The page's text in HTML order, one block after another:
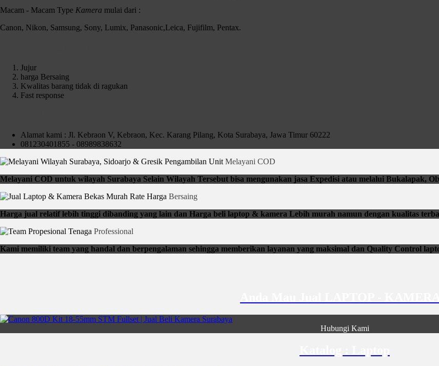
Macam - Macam Type Kamera mulai dari :
Canon, Nikon, Samsung, Sony, Lumix, Panasonic,Leica, Fujifilm, Pentax.
Jujur
harga Bersaing
Kwalitas barang tidak di ragukan
Fast response
Alamat kami : Jl. Kebraon V, Kebraon, Kec. Karang Pilang, Kota Surabaya, Jawa Timur 60222
081230401855 - 08989838632
Pengambilan Unit Melayani COD
Melayani COD untuk wilayah Surabaya Selain Wilayah Tersebut bisa mengunakan jasa Expedisi atau melalui Bukalapak,
Rate Harga Bersaing
Harga jual relatif lebih tinggi dibanding yang lain dan Harga beli laptop & kamera Lebih murah namun dengan kualitas
Tenaga Professional
Kami memiliki team yang handal dan berpengalaman sehingga memberikan layanan yang maksimal dan Quality Control
Hubungi Kami